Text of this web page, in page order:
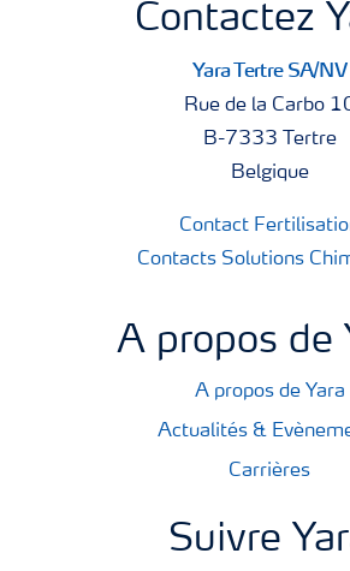
Contactez
Yara Tertre SA/NV
Rue de la Carbo
B-7333 Tertre
Belgique
Contact
Contacts Solutions
A propos de
A propos de Yara
Actualités &
Carrières
Suivre